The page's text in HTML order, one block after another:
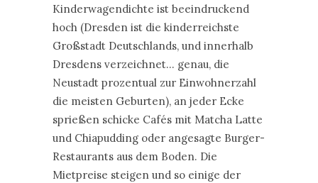
Kinderwagendichte ist beeindruckend
hoch (Dresden ist die kinderreichste
Großstadt Deutschlands, und innerhalb
Dresdens verzeichnet… genau, die
Neustadt prozentual zur Einwohnerzahl
die meisten Geburten), an jeder Ecke
sprießen schicke Cafés mit Matcha Latte
und Chiapudding oder angesagte Burger-
Restaurants aus dem Boden. Die
Mietpreise steigen und so einige der